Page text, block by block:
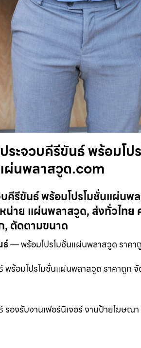
ระจวบคีรีขันธ์ พร้อมโ
ผ่นพลาสวูด.com
คีรีขันธ์ พร้อมโปรโมชั่นแผ่นพ
าย แผ่นพลาสวูด, ส่งทั่วไทย
, ตัดตามขนาด
ธ์— พร้อมโปรโมชั่นแผ่นพลาสวูด ราค
พร้อมโปรโมชั่นแผ่นพลาสวูด ราคาถูก
องรับงานเฟอร์นิเจอร์ งานป้ายโฆษณ